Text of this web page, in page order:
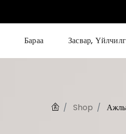
Бараа Засвар,
Shop